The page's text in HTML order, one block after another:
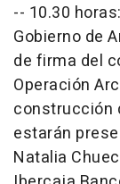
-- 10.30
Gobierno de
de firma del
Operación
construcción
estarán
Natalia